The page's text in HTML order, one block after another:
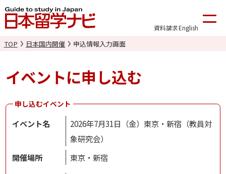
資料請求English
TOP 日本国内開催 申込情報入力画面
イベントに申し込む
申し込むイベント
イベント名
2026年7月31日（金）東京・新宿（教員対
象研究会）
開催場所
東京・新宿